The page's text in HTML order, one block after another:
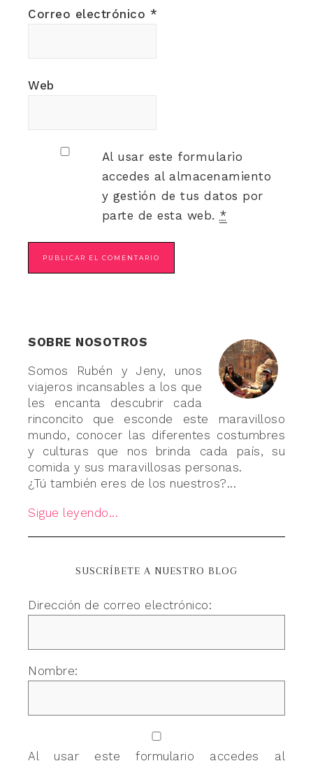
Correo electrónico *
Web
Al usar este formulario
accedes al almacenamiento
y gestión de tus datos por
parte de esta web. *
SOBRE NOSOTROS
Somos Rubén y Jeny, unos
viajeros incansables a los que
les encanta descubrir cada
rinconcito que esconde este maravilloso
mundo, conocer las diferentes costumbres
y culturas que nos brinda cada país, su
comida y sus maravillosas personas.
¿Tú también eres de los nuestros?...
Sigue leyendo...
SUSCRÍBETE A NUESTRO BLOG
Dirección de correo electrónico:
Nombre:
Al usar este formulario accedes al